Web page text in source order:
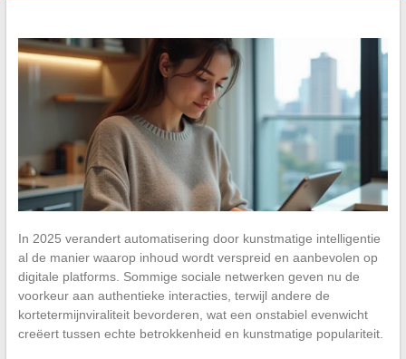
In 2025 verandert automatisering door kunstmatige intelligentie
al de manier waarop inhoud wordt verspreid en aanbevolen op
digitale platforms. Sommige sociale netwerken geven nu de
voorkeur aan authentieke interacties, terwijl andere de
kortetermijnviraliteit bevorderen, wat een onstabiel evenwicht
creëert tussen echte betrokkenheid en kunstmatige populariteit.